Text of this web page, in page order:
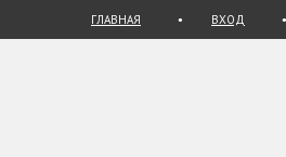
ГЛАВНАЯ ВХОД